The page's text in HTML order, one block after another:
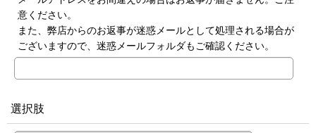
意ください。
また、弊店からのお返事が迷惑メールとして処理される場合が
ございますので、迷惑メールフォルダもご確認ください。
選択肢